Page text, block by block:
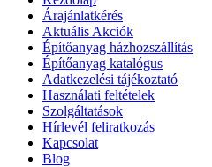
Árajánlatkérés
Aktuális Akciók
Építőanyag házhozszállítás
Építőanyag katalógus
Adatkezelési tájékoztató
Használati feltételek
Szolgáltatások
Hírlevél feliratkozás
Kapcsolat
Blog